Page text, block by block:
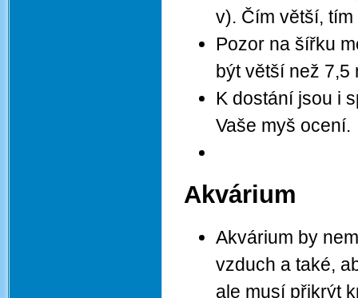
v). Čím větší, tím
Pozor na šířku
být větší než 7,5
K dostání jsou i
Vaše myš ocení.
Akvárium
Akvárium by
vzduch a také,
ale musí přikrýt